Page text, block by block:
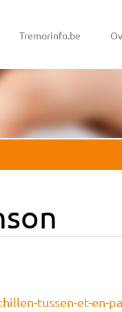
Tremorinfo.be
tussen-et-en-